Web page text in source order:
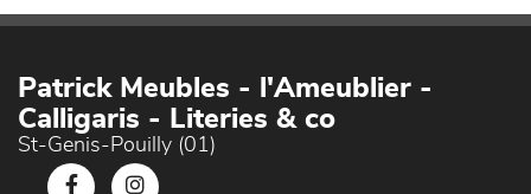
Patrick Meubles - l'Ameublier -
Calligaris - Literies & co
St-Genis-Pouilly (01)